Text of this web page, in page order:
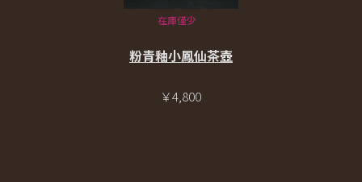
在庫僅少
粉青釉小鳳仙茶壺
￥4,800